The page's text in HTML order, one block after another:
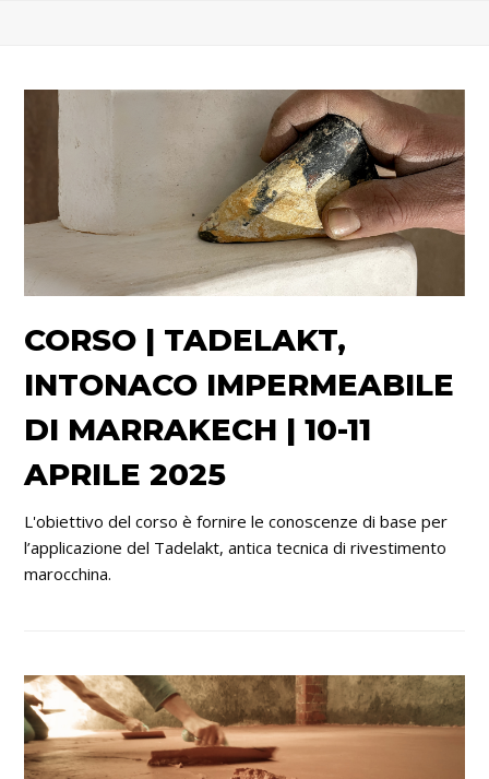
CORSO | TADELAKT,
INTONACO IMPERMEABILE
DI MARRAKECH | 10-11
APRILE 2025
L'obiettivo del corso è fornire le conoscenze di base per
l’applicazione del Tadelakt, antica tecnica di rivestimento
marocchina.